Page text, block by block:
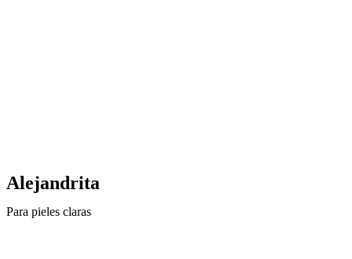
Alejandrita
Para pieles claras